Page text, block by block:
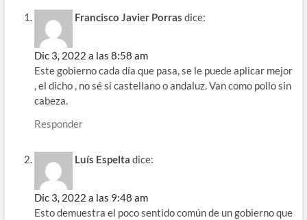
Francisco Javier Porras dice:
Dic 3, 2022 a las 8:58 am
Este gobierno cada día que pasa, se le puede aplicar mejor
, el dicho , no sé si castellano o andaluz. Van como pollo sin
cabeza.
Responder
Luís Espelta dice:
Dic 3, 2022 a las 9:48 am
Esto demuestra el poco sentido común de un gobierno que